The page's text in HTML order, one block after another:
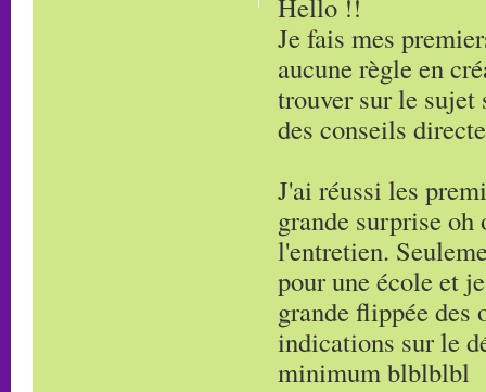
Je fais mes
aucune règle en
trouver sur le sujet
des conseils
J'ai réussi les
grande surprise
l'entretien.
pour une école et
grande flippée des
indications sur le
minimum blblblbl